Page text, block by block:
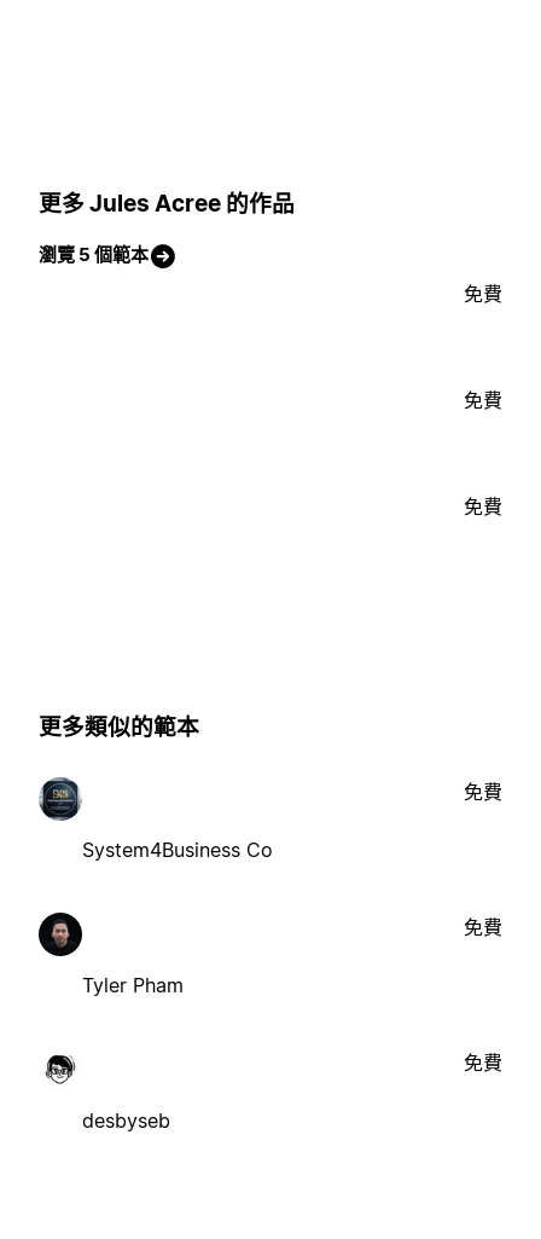
更多 Jules Acree 的作品
瀏覽 5 個範本
免費
免費
免費
更多類似的範本
System4Business Co
免費
Tyler Pham
免費
desbyseb
免費